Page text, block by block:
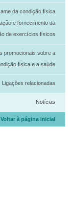
da condição física
e fornecimento da
de exercícios físicos
promocionais sobre a
física e a saúde
Ligações relacionadas
Notícias
Voltar à página inicial